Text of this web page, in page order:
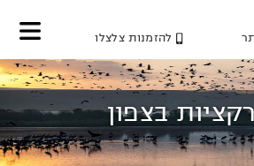
להזמנות צלצלו
בצפון